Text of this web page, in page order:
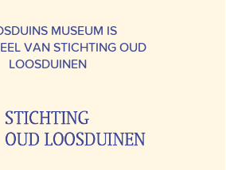
MUSEUM IS
VAN STICHTING OUD
LOOSDUINEN